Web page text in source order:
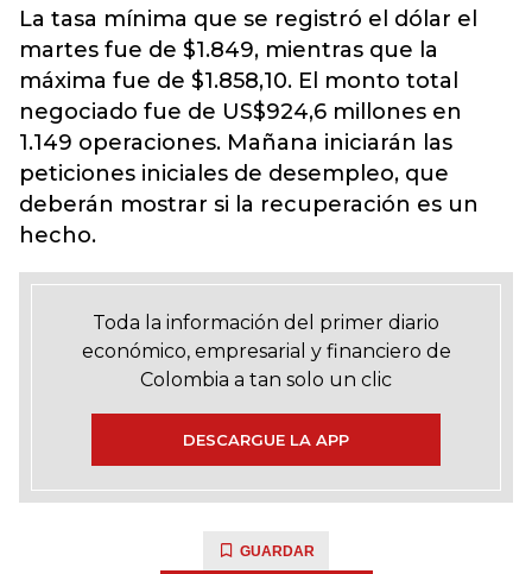
La tasa mínima que se registró el dólar el
martes fue de $1.849, mientras que la
máxima fue de $1.858,10. El monto total
negociado fue de US$924,6 millones en
1.149 operaciones. Mañana iniciarán las
peticiones iniciales de desempleo, que
deberán mostrar si la recuperación es un
hecho.
Toda la información del primer diario
económico, empresarial y financiero de
Colombia a tan solo un clic
DESCARGUE LA APP
GUARDAR